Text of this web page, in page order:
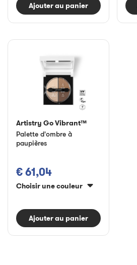
Ajouter au panier
Artistry Go Vibrant™
Palette d'ombre à
paupières
€ 61,04
Choisir une couleur
Ajouter au panier